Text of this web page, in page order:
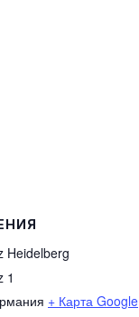
Heidelberg
1
+ Карта Google